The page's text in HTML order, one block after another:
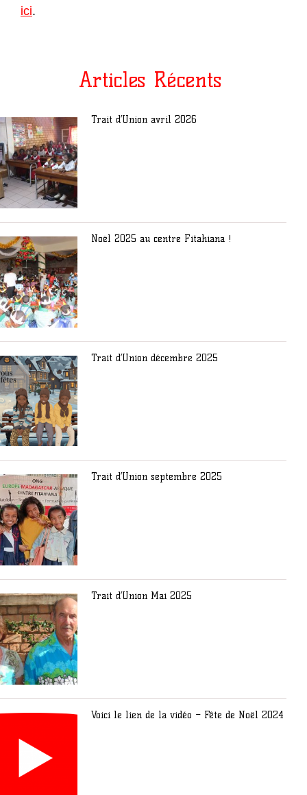
ici.
Articles Récents
Trait d’Union avril 2026
Noël 2025 au centre Fitahiana !
Trait d’Union décembre 2025
Trait d’Union septembre 2025
Trait d’Union Mai 2025
Voici le lien de la vidéo – Fête de Noël 2024